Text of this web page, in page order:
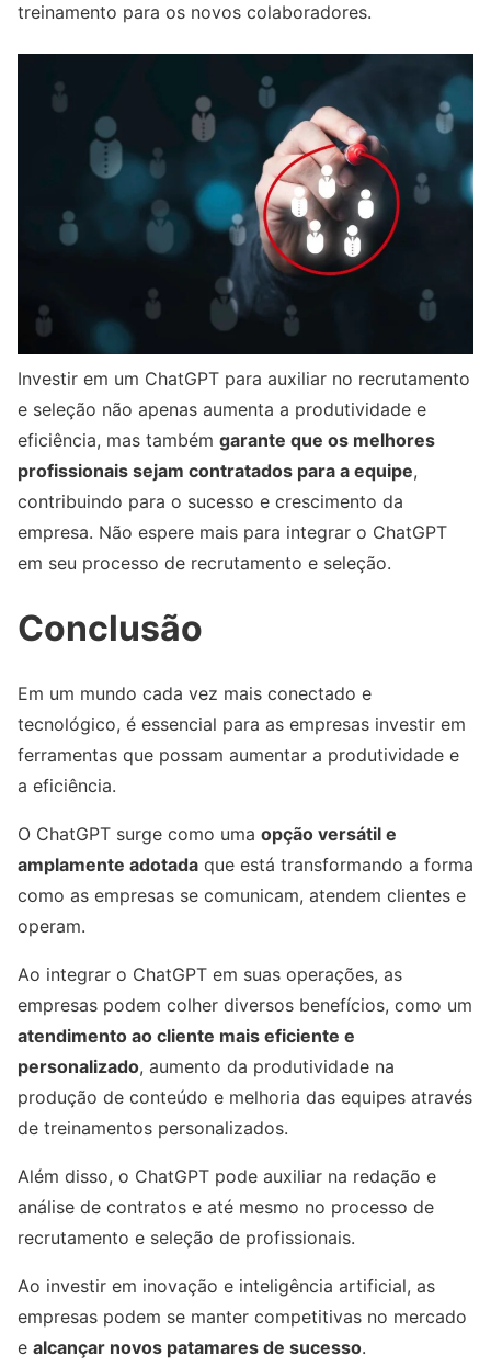
treinamento para os novos colaboradores.
Investir em um ChatGPT para auxiliar no recrutamento
e seleção não apenas aumenta a produtividade e
eficiência, mas também garante que os melhores
profissionais sejam contratados para a equipe,
contribuindo para o sucesso e crescimento da
empresa. Não espere mais para integrar o ChatGPT
em seu processo de recrutamento e seleção.
Conclusão
Em um mundo cada vez mais conectado e
tecnológico, é essencial para as empresas investir em
ferramentas que possam aumentar a produtividade e
a eficiência.
O ChatGPT surge como uma opção versátil e
amplamente adotada que está transformando a forma
como as empresas se comunicam, atendem clientes e
operam.
Ao integrar o ChatGPT em suas operações, as
empresas podem colher diversos benefícios, como um
atendimento ao cliente mais eficiente e
personalizado, aumento da produtividade na
produção de conteúdo e melhoria das equipes através
de treinamentos personalizados.
Além disso, o ChatGPT pode auxiliar na redação e
análise de contratos e até mesmo no processo de
recrutamento e seleção de profissionais.
Ao investir em inovação e inteligência artificial, as
empresas podem se manter competitivas no mercado
e alcançar novos patamares de sucesso.